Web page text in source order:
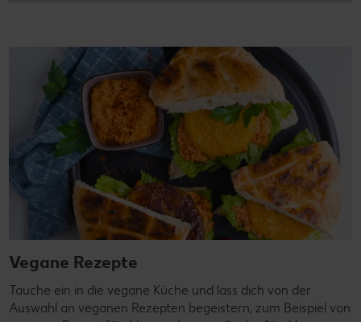
Vegane Rezepte
Tauche ein in die vegane Küche und lass dich von der
Auswahl an veganen Rezepten begeistern, zum Beispiel von